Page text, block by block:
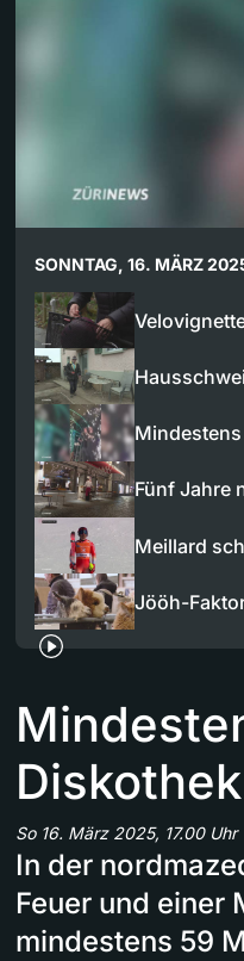
SONNTAG, 16. MÄRZ
Fünf Jahre
Meillard
Jööh-
So 16. März 2025, 17.00 Uhr
In der
Feuer und einer
mindestens 59